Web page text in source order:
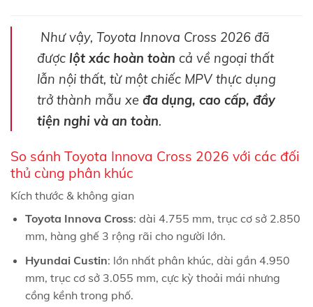
Như vậy, Toyota Innova Cross 2026 đã
được lột xác hoàn toàn cả về ngoại thất
lẫn nội thất, từ một chiếc MPV thực dụng
trở thành mẫu xe đa dụng, cao cấp, đầy
tiện nghi và an toàn.
So sánh Toyota Innova Cross 2026 với các đối
thủ cùng phân khúc
Kích thước & không gian
Toyota Innova Cross: dài 4.755 mm, trục cơ sở 2.850
mm, hàng ghế 3 rộng rãi cho người lớn.
Hyundai Custin: lớn nhất phân khúc, dài gần 4.950
mm, trục cơ sở 3.055 mm, cực kỳ thoải mái nhưng
cồng kềnh trong phố.